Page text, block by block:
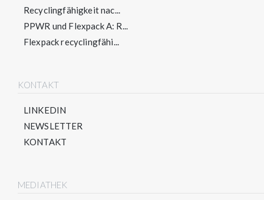
Recyclingfähigkeit nac...
PPWR und Flexpack A: R...
Flexpack recyclingfähi...
KONTAKT
LINKEDIN
NEWSLETTER
KONTAKT
MEDIATHEK